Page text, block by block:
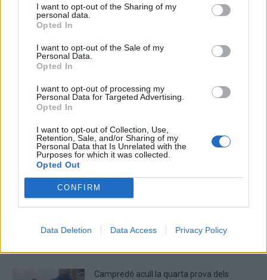
I want to opt-out of the Sharing of my
personal data.
Opted In
I want to opt-out of the Sale of my
Personal Data.
Opted In
I want to opt-out of processing my
Personal Data for Targeted Advertising.
Opted In
I want to opt-out of Collection, Use,
Retention, Sale, and/or Sharing of my
Personal Data that Is Unrelated with the
Purposes for which it was collected.
Opted Out
CONFIRM
Data Deletion Data Access Privacy Policy
Deseu el meu nom, el correu electrònic i el lloc web en
Captcha10 * 3 = ?
characters
verify
ÚLTIMES NOTÍCIES
La Cursa de l’Aldea segona d’etiqueta d’or
maig 9, 2026
Campredó acull la quarta prova dels